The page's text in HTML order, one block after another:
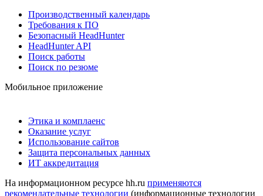
Производственный календарь
Требования к ПО
Безопасный HeadHunter
HeadHunter API
Поиск работы
Поиск по резюме
Мобильное приложение
Этика и комплаенс
Оказание услуг
Использование сайтов
Защита персональных данных
ИТ аккредитация
На информационном ресурсе hh.ru применяются
рекомендательные технологии (информационные технологии